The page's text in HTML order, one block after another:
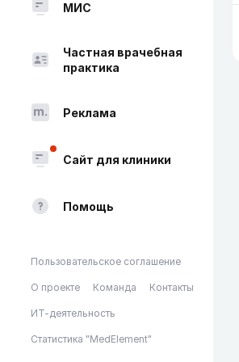
МИС
Частная врачебная
практика
Реклама
Сайт для клиники
Помощь
Пользовательское соглашение
О проекте Команда Контакты
ИТ-деятельность
Статистика "MedElement"